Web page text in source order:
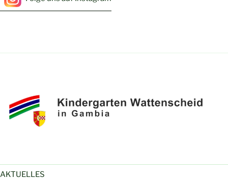
AKTUELLES